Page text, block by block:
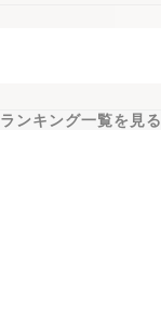
ランキング一覧を見る